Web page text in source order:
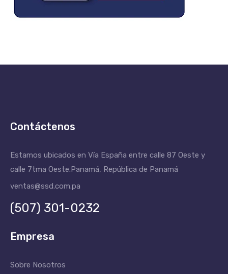
Contáctenos
Estamos ubicados en Vía España entre calle 87 Oeste y
calle 7tma Oeste.Panamá, República de Panamá
ventas@ssd.com.pa
(507) 301-0232
Empresa
Sobre Nosotros